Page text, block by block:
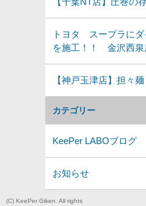
カテゴリー
KeePer LABOブログ
お知らせ
トヨタ スープラにダ
を施工！！ 金沢西
【神戸玉津店】担々
(C) KeePer Giken. All rights